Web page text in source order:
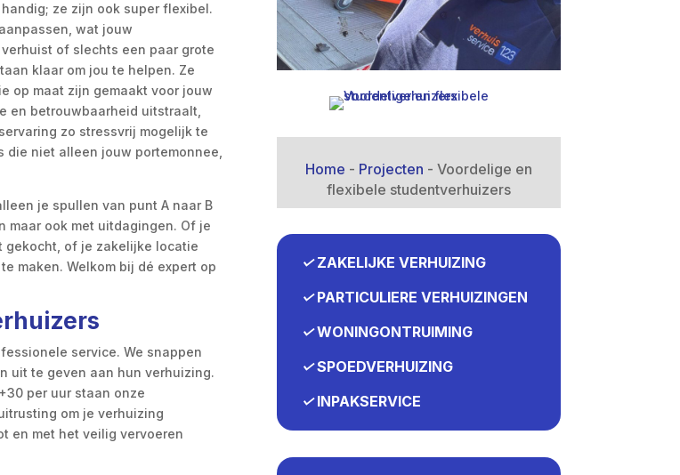
ze zijn ook super flexibel.
wat jouw
of slechts een paar grote
klaar om jou te helpen. Ze
op maat zijn gemaakt voor jouw
en betrouwbaarheid uitstraalt,
zo stressvrij mogelijk te
niet alleen jouw portemonnee,
je spullen van punt A naar B
maar ook met uitdagingen. Of je
gekocht, of je zakelijke locatie
maken. Welkom bij dé expert op
service. We snappen
uit te geven aan hun verhuizing.
per uur staan onze
om je verhuizing
en met het veilig vervoeren
Home - Projecten - Voordelige en
flexibele studentverhuizers
✓ZAKELIJKE VERHUIZING
✓PARTICULIERE VERHUIZINGEN
✓WONINGONTRUIMING
✓SPOEDVERHUIZING
✓INPAKSERVICE